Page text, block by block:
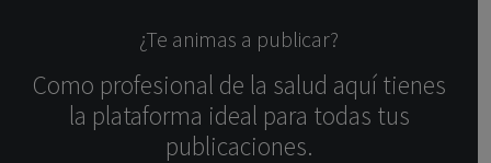
¿Te animas a publicar?
Como profesional de la salud aquí tienes
la plataforma ideal para todas tus
publicaciones.